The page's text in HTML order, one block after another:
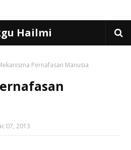
Hailmi
Pernafasan Manusia
07, 2013